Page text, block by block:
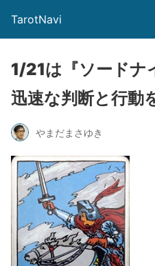
TarotNavi
1/21は『ソードナ
迅速な判断と行動
やまだまさゆき